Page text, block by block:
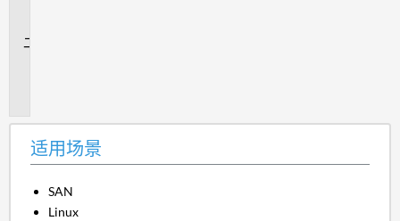
适用场景
SAN
Linux